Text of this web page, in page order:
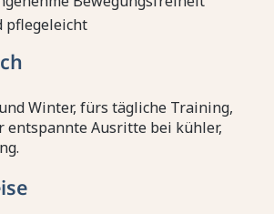
pflegeleicht
Winter, fürs tägliche Training,
entspannte Ausritte bei kühler,